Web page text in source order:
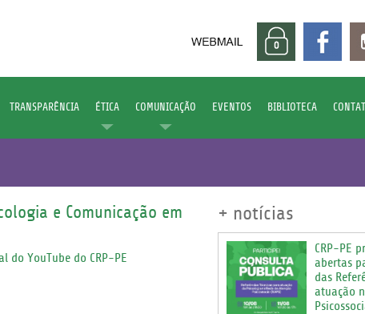
TRANSPARÊNCIA ÉTICA COMUNICAÇÃO EVENTOS BIBLIOTECA
e Comunicação em
YouTube do CRP-PE
+ notícias
CRP-PE
abertas
das
atuação